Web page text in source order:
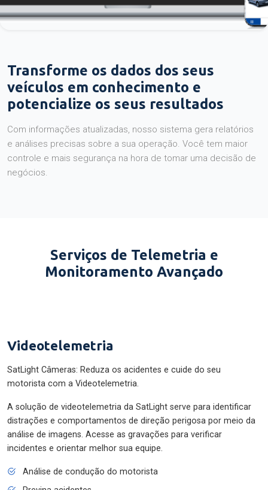
Transforme os dados dos seus
veículos em conhecimento e
potencialize os seus resultados
Com informações atualizadas, nosso sistema gera relatórios
e análises precisas sobre a sua operação. Você tem maior
controle e mais segurança na hora de tomar uma decisão de
negócios.
Serviços de Telemetria e
Monitoramento Avançado
Videotelemetria
SatLight Câmeras: Reduza os acidentes e cuide do seu
motorista com a Videotelemetria.
A solução de videotelemetria da SatLight serve para identificar
distrações e comportamentos de direção perigosa por meio da
análise de imagens. Acesse as gravações para verificar
incidentes e orientar melhor sua equipe.
Análise de condução do motorista